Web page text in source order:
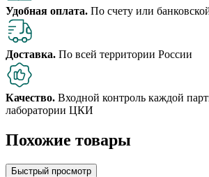
Удобная оплата. По счету или
Доставка. По всей территории России
Качество. Входной контроль каждой
лаборатории ЦКИ
Похожие товары
Быстрый просмотр